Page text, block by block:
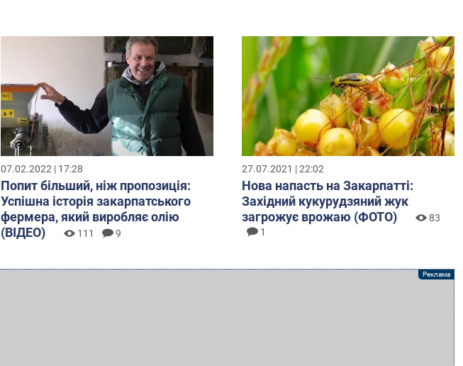
07.02.2022 | 17:28
Попит більший, ніж пропозиція:
Успішна історія закарпатського
фермера, який виробляє олію
(ВІДЕО)
111 9
27.07.2021 | 22:02
Нова напасть на Закарпатті:
Західний кукурудзяний жук
загрожує врожаю (ФОТО)
83
1